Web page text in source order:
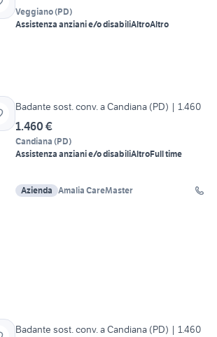
Veggiano(PD)
Assistenza anziani e/o disabiliAltroAltro
Badante sost. conv. a Candiana (PD) | 1.460
1.460 €
Candiana (PD)
Assistenza anziani e/o disabiliAltroFull time
Azienda Amalia CareMaster
Badante sost. conv. a Candiana (PD) | 1.460